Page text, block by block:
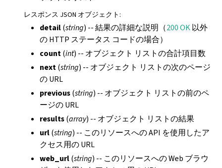
レスポンス JSON オブジェクト :
detail(string) -- 結果の詳細な説明（200 OK以外
の HTTP ステータス コードの場合）
count(int) -- オブジェクト リストの合計項目数
next(string) -- オブジェクト リストの次のページ
の URL
previous(string) -- オブジェクト リストの前のペ
ージの URL
results(array) -- オブジェクト リストの結果
url(string) -- このリソースへの API を使用したア
クセス用の URL
web_url(string) -- このリソースへの Web ブラウ